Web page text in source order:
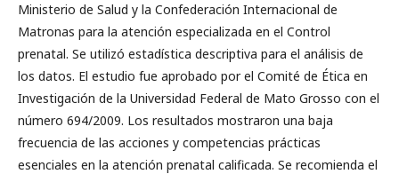
Ministerio de Salud y la Confederación Internacional de
Matronas para la atención especializada en el Control
prenatal. Se utilizó estadística descriptiva para el análisis de
los datos. El estudio fue aprobado por el Comité de Ética en
Investigación de la Universidad Federal de Mato Grosso con el
número 694/2009. Los resultados mostraron una baja
frecuencia de las acciones y competencias prácticas
esenciales en la atención prenatal calificada. Se recomienda el